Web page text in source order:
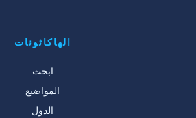
الهاكاثونات
ابحث
المواضيع
الدول